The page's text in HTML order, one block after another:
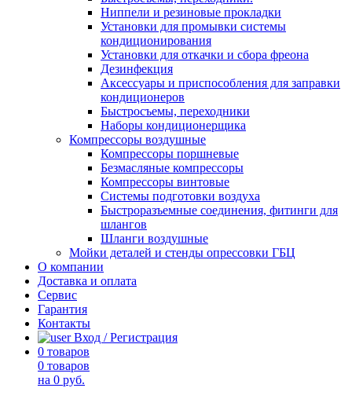
Ниппели и резиновые прокладки
Установки для промывки системы
кондиционирования
Установки для откачки и сбора фреона
Дезинфекция
Аксессуары и приспособления для заправки
кондиционеров
Быстросъемы, переходники
Наборы кондиционерщика
Компрессоры воздушные
Компрессоры поршневые
Безмасляные компрессоры
Компрессоры винтовые
Системы подготовки воздуха
Быстроразъемные соединения, фитинги для
шлангов
Шланги воздушные
Мойки деталей и стенды опрессовки ГБЦ
О компании
Доставка и оплата
Сервис
Гарантия
Контакты
Вход / Регистрация
0 товаров
0 товаров
на 0 руб.